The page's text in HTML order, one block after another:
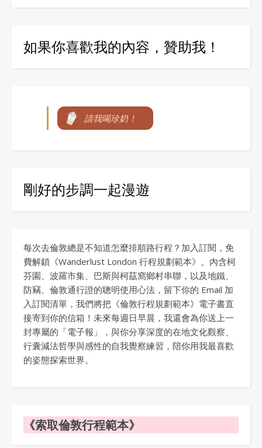
如果你喜歡我的內容，贊助我！
請我喝珍奶！
剛好的步調一起漫遊
每次去倫敦總是不知道怎麼排順路行程？加入訂閱，免
費解鎖《Wanderlust London 行程規劃範本》。內含柯
芬園、波羅市集、巴斯與柯茲窩鄉村串聯，以及地鐵、
防竊、倫敦通行證的聰明使用心法，留下你的 Email 加
入訂閱清單，我們將把《倫敦行程規劃範本》電子書直
接寄到你的信箱！未來每週日早晨，我還會為你送上一
封專屬的「電子報」，與你分享深度的在地文化觀察、
行囊減法哲學與感性的自我覺察練習，陪你用我最喜歡
的姿態探索世界。
《索取倫敦行程範本》